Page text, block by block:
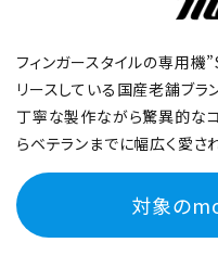
フィンガースタイルの専用機
リースしている国産老舗ブラン
丁寧な製作ながら驚異的な
らベテランまでに幅広く愛さ
対象の